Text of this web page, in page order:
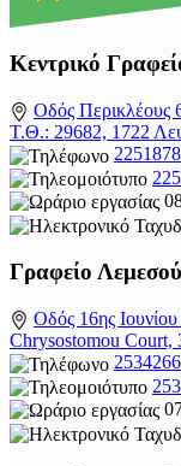
Κεντρικό
Οδός Περικλέους
Τ.Θ.: 29682, 1722
Γραφείο Λεμεσού
Οδός 16ης
Chrysostomou Court,